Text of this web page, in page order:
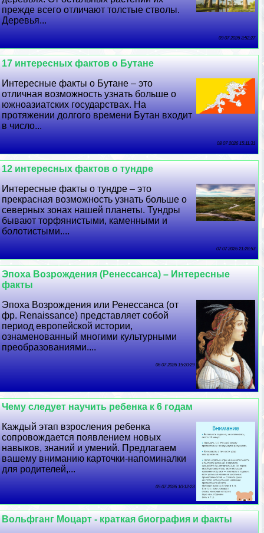
прежде всего отличают толстые стволы.
Деревья...
09 07 2026 3:52:27
17 интересных фактов о Бутане
Интересные факты о Бутане – это
отличная возможность узнать больше о
южноазиатских государствах. На
протяжении долгого времени Бутан входит
в число...
08 07 2026 15:11:31
12 интересных фактов о тундре
Интересные факты о тундре – это
прекрасная возможность узнать больше о
северных зонах нашей планеты. Тундры
бывают торфянистыми, каменными и
болотистыми....
07 07 2026 21:28:53
Эпоха Возрождения (Ренессанса) – Интересные
факты
Эпоха Возрождения или Ренессанса (от
фр. Renaissance) представляет собой
период европейской истории,
ознаменованный многими культурными
преобразованиями....
06 07 2026 15:20:29
Чему следует научить ребенка к 6 годам
Каждый этап взросления ребенка
сопровождается появлением новых
навыков, знаний и умений. Предлагаем
вашему вниманию карточки-напоминалки
для родителей,...
05 07 2026 10:12:23
Вольфганг Моцарт - краткая биография и факты